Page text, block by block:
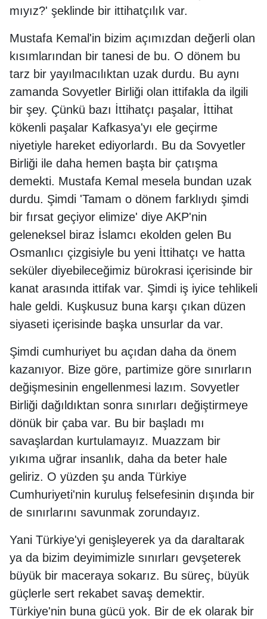
mıyız?' şeklinde bir ittihatçılık var.
Mustafa Kemal'in bizim açımızdan değerli olan
kısımlarından bir tanesi de bu. O dönem bu
tarz bir yayılmacılıktan uzak durdu. Bu aynı
zamanda Sovyetler Birliği olan ittifakla da ilgili
bir şey. Çünkü bazı İttihatçı paşalar, İttihat
kökenli paşalar Kafkasya'yı ele geçirme
niyetiyle hareket ediyorlardı. Bu da Sovyetler
Birliği ile daha hemen başta bir çatışma
demekti. Mustafa Kemal mesela bundan uzak
durdu. Şimdi 'Tamam o dönem farklıydı şimdi
bir fırsat geçiyor elimize' diye AKP'nin
geleneksel biraz İslamcı ekolden gelen Bu
Osmanlıcı çizgisiyle bu yeni İttihatçı ve hatta
seküler diyebileceğimiz bürokrasi içerisinde bir
kanat arasında ittifak var. Şimdi iş iyice tehlikeli
hale geldi. Kuşkusuz buna karşı çıkan düzen
siyaseti içerisinde başka unsurlar da var.
Şimdi cumhuriyet bu açıdan daha da önem
kazanıyor. Bize göre, partimize göre sınırların
değişmesinin engellenmesi lazım. Sovyetler
Birliği dağıldıktan sonra sınırları değiştirmeye
dönük bir çaba var. Bu bir başladı mı
savaşlardan kurtulamayız. Muazzam bir
yıkıma uğrar insanlık, daha da beter hale
geliriz. O yüzden şu anda Türkiye
Cumhuriyeti'nin kuruluş felsefesinin dışında bir
de sınırlarını savunmak zorundayız.
Yani Türkiye'yi genişleyerek ya da daraltarak
ya da bizim deyimimizle sınırları gevşeterek
büyük bir maceraya sokarız. Bu süreç, büyük
güçlerle sert rekabet savaş demektir.
Türkiye'nin buna gücü yok. Bir de ek olarak bir